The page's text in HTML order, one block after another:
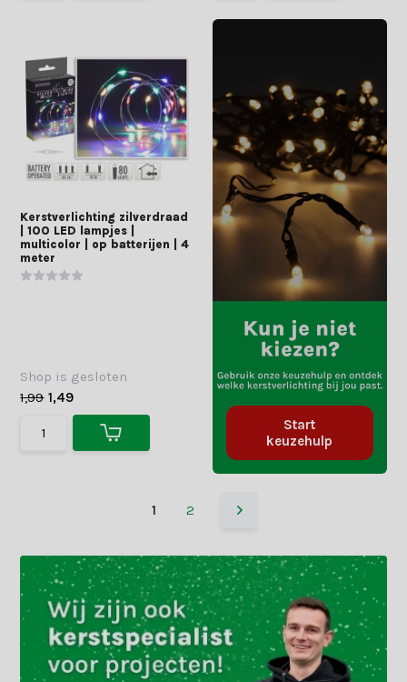
Kerstverlichting zilverdraad
| 100 LED lampjes |
multicolor | op batterijen | 4
meter
Shop is gesloten
1,99 1,49
Start
keuzehulp
1 2